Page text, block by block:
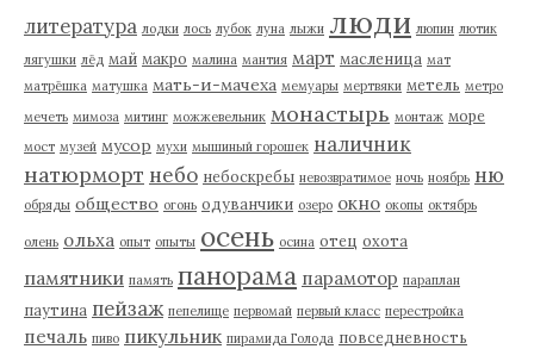
литература лодки лось лубок луна лыжи люди люпин лютик
лягушки лёд май макро малина мантия март масленица мат
матрёшка матушка мать-и-мачеха мемуары мертвяки метель метро
мечеть мимоза митинг можжевельник монастырь монтаж море
мост музей мусор мухи мышиный горошек наличник
натюрморт небо небоскребы невозвратимое ночь ноябрь ню
обряды общество огонь одуванчики озеро окно окопы октябрь
олень ольха опыт опыты осень осина отец охота
памятники память панорама парамотор параплан
паутина пейзаж пепелище первомай первый класс перестройка
печаль пиво пикульник пирамида Голода повседневность